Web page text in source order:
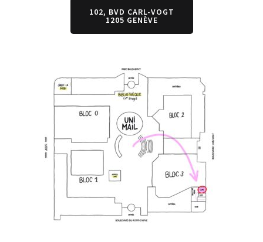
102, BVD CARL-VOGT
1205 GENÈVE